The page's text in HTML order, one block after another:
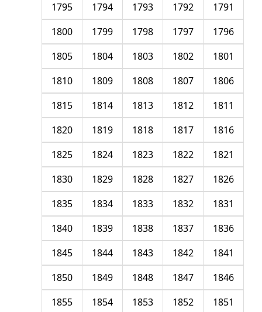
1791
1792
1793
1794
1795
1796
1797
1798
1799
1800
1801
1802
1803
1804
1805
1806
1807
1808
1809
1810
1811
1812
1813
1814
1815
1816
1817
1818
1819
1820
1821
1822
1823
1824
1825
1826
1827
1828
1829
1830
1831
1832
1833
1834
1835
1836
1837
1838
1839
1840
1841
1842
1843
1844
1845
1846
1847
1848
1849
1850
1851
1852
1853
1854
1855